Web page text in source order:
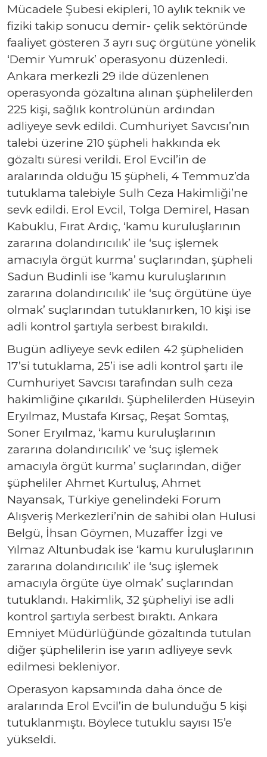
Mücadele Şubesi ekipleri, 10 aylık teknik ve
fiziki takip sonucu demir- çelik sektöründe
faaliyet gösteren 3 ayrı suç örgütüne yönelik
‘Demir Yumruk’ operasyonu düzenledi.
Ankara merkezli 29 ilde düzenlenen
operasyonda gözaltına alınan şüphelilerden
225 kişi, sağlık kontrolünün ardından
adliyeye sevk edildi. Cumhuriyet Savcısı’nın
talebi üzerine 210 şüpheli hakkında ek
gözaltı süresi verildi. Erol Evcil’in de
aralarında olduğu 15 şüpheli, 4 Temmuz’da
tutuklama talebiyle Sulh Ceza Hakimliği’ne
sevk edildi. Erol Evcil, Tolga Demirel, Hasan
Kabuklu, Fırat Ardıç, ‘kamu kuruluşlarının
zararına dolandırıcılık’ ile ‘suç işlemek
amacıyla örgüt kurma’ suçlarından, şüpheli
Sadun Budinli ise ‘kamu kuruluşlarının
zararına dolandırıcılık’ ile ‘suç örgütüne üye
olmak’ suçlarından tutuklanırken, 10 kişi ise
adli kontrol şartıyla serbest bırakıldı.
Bugün adliyeye sevk edilen 42 şüpheliden
17’si tutuklama, 25’i ise adli kontrol şartı ile
Cumhuriyet Savcısı tarafından sulh ceza
hakimliğine çıkarıldı. Şüphelilerden Hüseyin
Eryılmaz, Mustafa Kırsaç, Reşat Somtaş,
Soner Eryılmaz, ‘kamu kuruluşlarının
zararına dolandırıcılık’ ve ‘suç işlemek
amacıyla örgüt kurma’ suçlarından, diğer
şüpheliler Ahmet Kurtuluş, Ahmet
Nayansak, Türkiye genelindeki Forum
Alışveriş Merkezleri’nin de sahibi olan Hulusi
Belgü, İhsan Göymen, Muzaffer İzgi ve
Yılmaz Altunbudak ise ‘kamu kuruluşlarının
zararına dolandırıcılık’ ile ‘suç işlemek
amacıyla örgüte üye olmak’ suçlarından
tutuklandı. Hakimlik, 32 şüpheliyi ise adli
kontrol şartıyla serbest bıraktı. Ankara
Emniyet Müdürlüğünde gözaltında tutulan
diğer şüphelilerin ise yarın adliyeye sevk
edilmesi bekleniyor.
Operasyon kapsamında daha önce de
aralarında Erol Evcil’in de bulunduğu 5 kişi
tutuklanmıştı. Böylece tutuklu sayısı 15’e
yükseldi.